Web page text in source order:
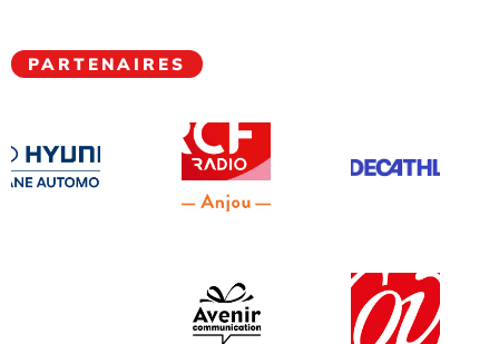
PARTENAIRES